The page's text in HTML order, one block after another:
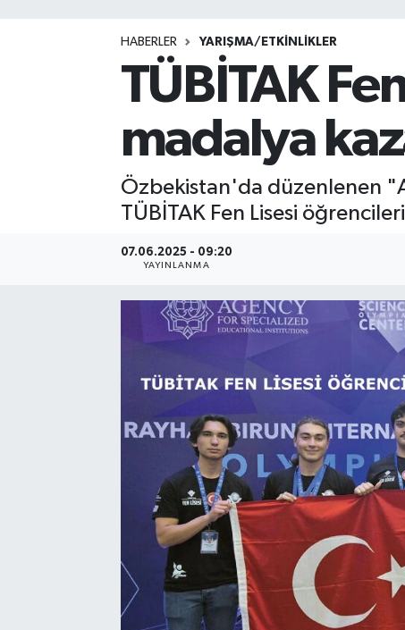
HABERLER YARIŞMA/ETKİNLİKLER
TÜBİTAK
madalya
Özbekistan'da düzenlenen
TÜBİTAK Fen Lisesi
07.06.2025 - 09:20
YAYINLANMA